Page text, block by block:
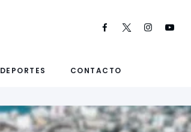
DEPORTES CONTACTO